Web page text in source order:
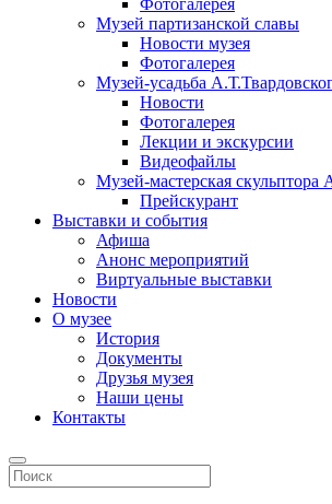
Фотогалерея
Музей партизанской славы
Новости музея
Фотогалерея
Музей-усадьба
Новости
Фотогалерея
Лекции и экскурсии
Видеофайлы
Музей-мастерская скульптора
Прейскурант
Выставки и события
Афиша
Анонс мероприятий
Виртуальные выставки
Новости
О музее
История
Документы
Друзья музея
Наши цены
Контакты